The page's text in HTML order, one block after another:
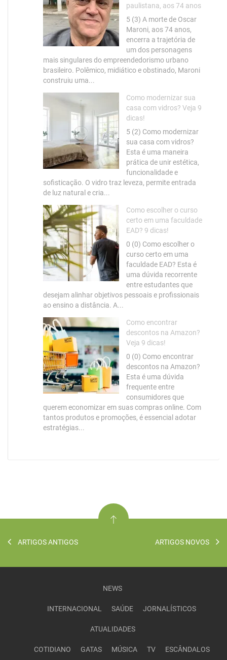
paulistana, aos 74 anos
5 (3) A morte de Oscar
Maroni, aos 74 anos,
encerra a trajetória de
um dos personagens
mais singulares do empreendedorismo urbano
brasileiro. Polêmico, midiático e obstinado, Maroni
construiu uma...
Como modernizar sua
casa com vidros? Veja 9
dicas!
5 (2) Como modernizar
sua casa com vidros?
Esta é uma maneira
prática de unir estética,
funcionalidade e
sofisticação. O vidro traz leveza, permite entrada
de luz natural e cria...
Como escolher o curso
certo em uma faculdade
EAD? 9 dicas!
0 (0) Como escolher o
curso certo em uma
faculdade EAD? Esta é
uma dúvida recorrente
entre estudantes que
desejam alinhar objetivos pessoais e profissionais
ao ensino a distância. A...
Como encontrar
descontos na Amazon?
Veja 9 dicas!
0 (0) Como encontrar
descontos na Amazon?
Esta é uma dúvida
frequente entre
consumidores que
querem economizar em suas compras online. Com
tantos produtos e promoções, é essencial adotar
estratégias...
ARTIGOS ANTIGOS ARTIGOS NOVOS
NEWS
INTERNACIONAL SAÚDE JORNALÍSTICOS
ATUALIDADES
COTIDIANO GATAS MÚSICA TV ESCÂNDALOS